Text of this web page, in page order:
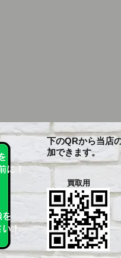
に！
を
い！
下のQRから当店
加できます。
買取用